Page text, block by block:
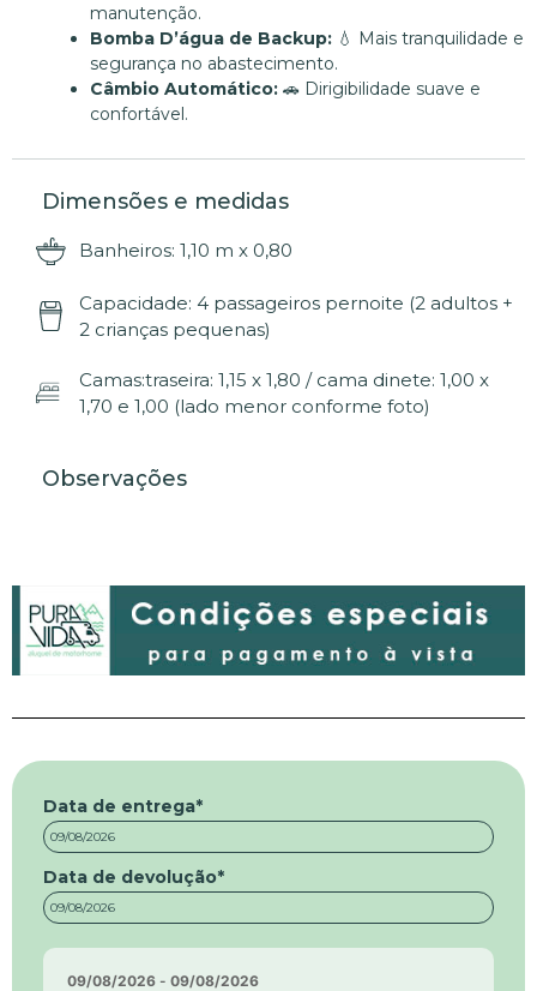
manutenção.
Bomba D’água de Backup: 💧 Mais tranquilidade e
segurança no abastecimento.
Câmbio Automático: 🚗 Dirigibilidade suave e
confortável.
Dimensões e medidas
Banheiros: 1,10 m x 0,80
Capacidade: 4 passageiros pernoite (2 adultos +
2 crianças pequenas)
Camas:traseira: 1,15 x 1,80 / cama dinete: 1,00 x
1,70 e 1,00 (lado menor conforme foto)
Observações
Data de entrega*
Data de devolução*
09/08/2026 - 09/08/2026